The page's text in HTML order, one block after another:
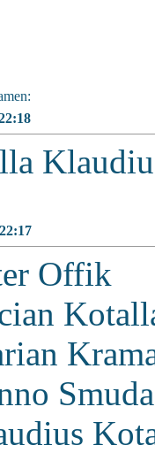
Offik
Smuda